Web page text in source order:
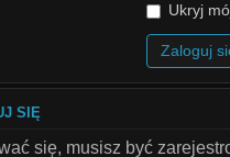
Ukryj
SIĘ
się, musisz być